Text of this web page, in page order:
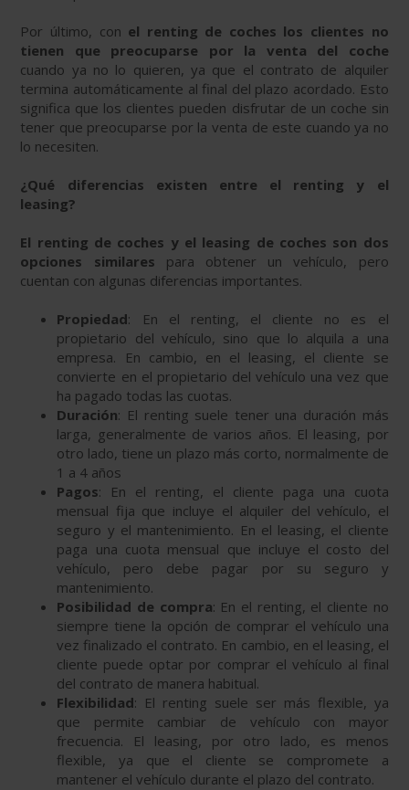
Por último, con el renting de coches los clientes no
tienen que preocuparse por la venta del coche
cuando ya no lo quieren, ya que el contrato de alquiler
termina automáticamente al final del plazo acordado. Esto
significa que los clientes pueden disfrutar de un coche sin
tener que preocuparse por la venta de este cuando ya no
lo necesiten.
¿Qué diferencias existen entre el renting y el
leasing?
El renting de coches y el leasing de coches son dos
opciones similares para obtener un vehículo, pero
cuentan con algunas diferencias importantes.
Propiedad: En el renting, el cliente no es el
propietario del vehículo, sino que lo alquila a una
empresa. En cambio, en el leasing, el cliente se
convierte en el propietario del vehículo una vez que
ha pagado todas las cuotas.
Duración: El renting suele tener una duración más
larga, generalmente de varios años. El leasing, por
otro lado, tiene un plazo más corto, normalmente de
1 a 4 años
Pagos: En el renting, el cliente paga una cuota
mensual fija que incluye el alquiler del vehículo, el
seguro y el mantenimiento. En el leasing, el cliente
paga una cuota mensual que incluye el costo del
vehículo, pero debe pagar por su seguro y
mantenimiento.
Posibilidad de compra: En el renting, el cliente no
siempre tiene la opción de comprar el vehículo una
vez finalizado el contrato. En cambio, en el leasing, el
cliente puede optar por comprar el vehículo al final
del contrato de manera habitual.
Flexibilidad: El renting suele ser más flexible, ya
que permite cambiar de vehículo con mayor
frecuencia. El leasing, por otro lado, es menos
flexible, ya que el cliente se compromete a
mantener el vehículo durante el plazo del contrato.